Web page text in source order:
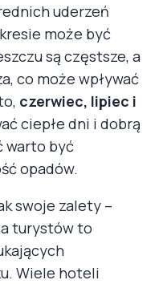
uderzeń
może być
są częstsze, a
co może wpływać
czerwiec, lipiec i
ciepłe dni i dobrą
warto być
opadów.
swoje zalety –
turystów to
Wiele hoteli